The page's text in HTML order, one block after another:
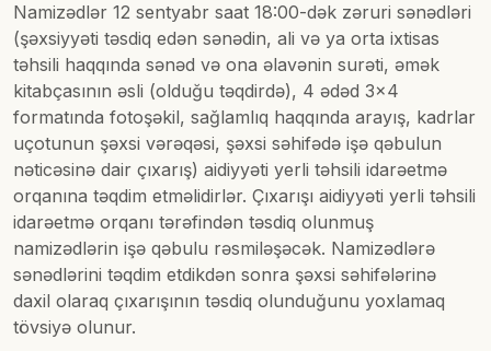
Namizədlər 12 sentyabr saat 18:00-dək zəruri sənədləri
(şəxsiyyəti təsdiq edən sənədin, ali və ya orta ixtisas
təhsili haqqında sənəd və ona əlavənin surəti, əmək
kitabçasının əsli (olduğu təqdirdə), 4 ədəd 3×4
formatında fotoşəkil, sağlamlıq haqqında arayış, kadrlar
uçotunun şəxsi vərəqəsi, şəxsi səhifədə işə qəbulun
nəticəsinə dair çıxarış) aidiyyəti yerli təhsili idarəetmə
orqanına təqdim etməlidirlər. Çıxarışı aidiyyəti yerli təhsili
idarəetmə orqanı tərəfindən təsdiq olunmuş
namizədlərin işə qəbulu rəsmiləşəcək. Namizədlərə
sənədlərini təqdim etdikdən sonra şəxsi səhifələrinə
daxil olaraq çıxarışının təsdiq olunduğunu yoxlamaq
tövsiyə olunur.